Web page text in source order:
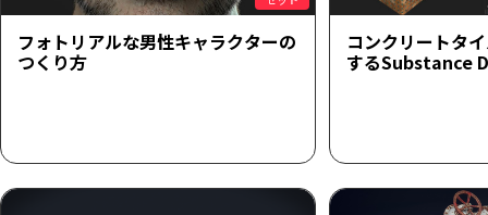
フォトリアルな男性キャラクターの
つくり方
コンクリートタ
するSubstance